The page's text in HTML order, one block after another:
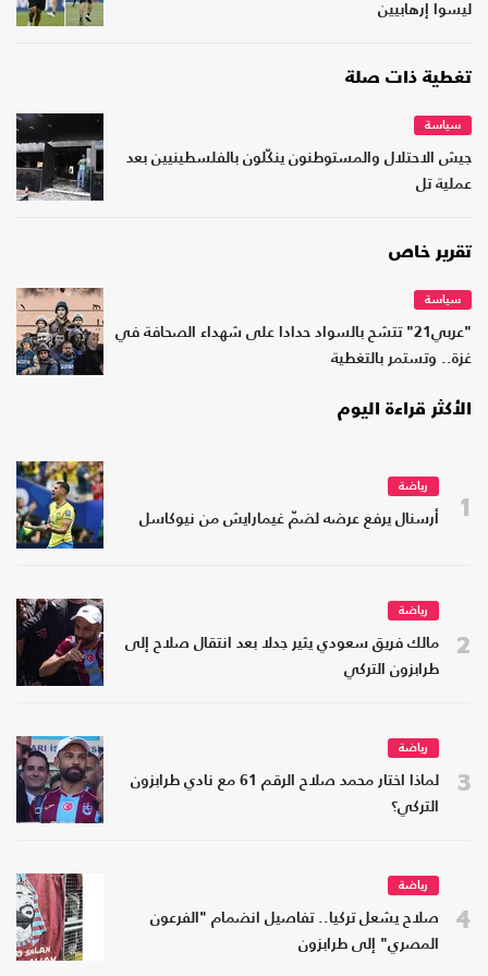
ليسوا إرهابيين
تغطية ذات صلة
سياسة
جيش الاحتلال والمستوطنون ينكّلون بالفلسطينيين بعد
عملية تل
تقرير خاص
سياسة
"عربي21" تتشح بالسواد حدادا على شهداء الصحافة في
غزة.. وتستمر بالتغطية
الأكثر قراءة اليوم
1
رياضة
أرسنال يرفع عرضه لضمّ غيمارايش من نيوكاسل
2
رياضة
مالك فريق سعودي يثير جدلا بعد انتقال صلاح إلى
طرابزون التركي
3
رياضة
لماذا اختار محمد صلاح الرقم 61 مع نادي طرابزون
التركي؟
4
رياضة
صلاح يشعل تركيا.. تفاصيل انضمام "الفرعون
المصري" إلى طرابزون